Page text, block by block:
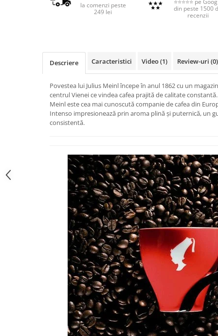
la comenzi peste
249 lei
⭐⭐⭐⭐⭐ pe
din peste 1500
recenzii
Descriere Caracteristici Video(1) Review-uri (0)
Povestea lui Julius Meinl începe în anul 1862 cu un
centrul Vienei ce vindea cafea prajită de calitate
Meinl este cea mai cunoscută companie de cafea din
Intenso impresionează prin aroma plină și puternică, un
consistentă.